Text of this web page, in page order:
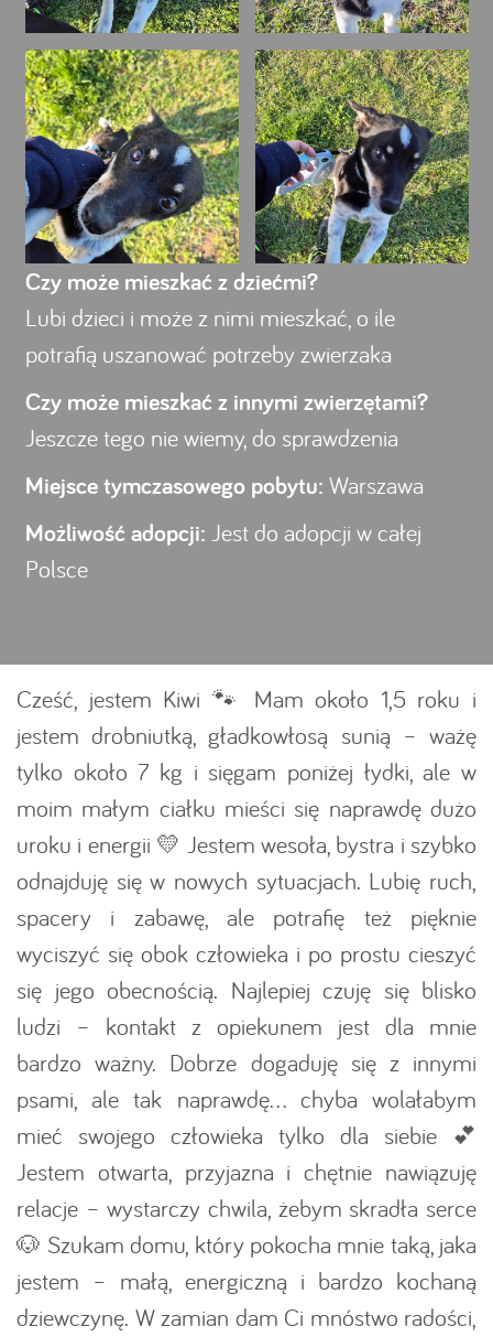
Czy może mieszkać z dziećmi?
Lubi dzieci i może z nimi mieszkać, o ile
potrafią uszanować potrzeby zwierzaka
Czy może mieszkać z innymi zwierzętami?
Jeszcze tego nie wiemy, do sprawdzenia
Miejsce tymczasowego pobytu: Warszawa
Możliwość adopcji: Jest do adopcji w całej
Polsce
Cześć, jestem Kiwi 🐾 Mam około 1,5 roku i
jestem drobniutką, gładkowłosą sunią – ważę
tylko około 7 kg i sięgam poniżej łydki, ale w
moim małym ciałku mieści się naprawdę dużo
uroku i energii 💛 Jestem wesoła, bystra i szybko
odnajduję się w nowych sytuacjach. Lubię ruch,
spacery i zabawę, ale potrafię też pięknie
wyciszyć się obok człowieka i po prostu cieszyć
się jego obecnością. Najlepiej czuję się blisko
ludzi – kontakt z opiekunem jest dla mnie
bardzo ważny. Dobrze dogaduję się z innymi
psami, ale tak naprawdę… chyba wolałabym
mieć swojego człowieka tylko dla siebie 💕
Jestem otwarta, przyjazna i chętnie nawiązuję
relacje – wystarczy chwila, żebym skradła serce
🐶 Szukam domu, który pokocha mnie taką, jaka
jestem – małą, energiczną i bardzo kochaną
dziewczynę. W zamian dam Ci mnóstwo radości,